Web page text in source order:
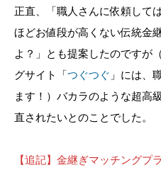
正直、「職人さんに依頼して
ほどお値段が高くない伝統金
よ？」とも提案したのですが
グサイト「 つぐつぐ 」には、
ます！）バカラのような超高
直されたいとのことでした。
【追記】金継ぎマッチングプ